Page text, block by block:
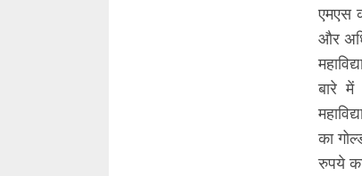
एमएस
और
बारे में
का
रुपये